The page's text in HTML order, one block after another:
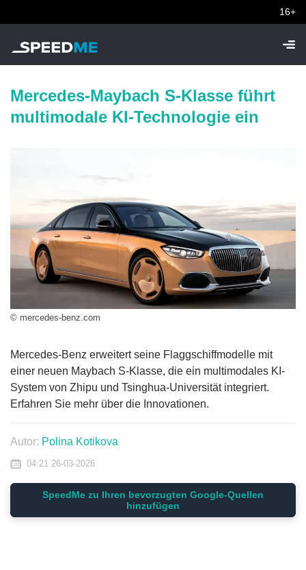
16+
Mercedes-Maybach S-Klasse führt
multimodale KI-Technologie ein
© mercedes-benz.com
Mercedes-Benz erweitert seine Flaggschiffmodelle mit
einer neuen Maybach S-Klasse, die ein multimodales KI-
System von Zhipu und Tsinghua-Universität integriert.
Erfahren Sie mehr über die Innovationen.
Autor: Polina Kotikova
04:21 26-03-2026
SpeedMe zu Ihren bevorzugten Google-Quellen
hinzufügen